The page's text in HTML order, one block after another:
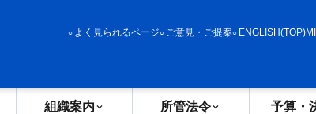
よく見られるページ ご意見・ご提案 ENGLISH(TOP)
組織案内 所管法令 予算・